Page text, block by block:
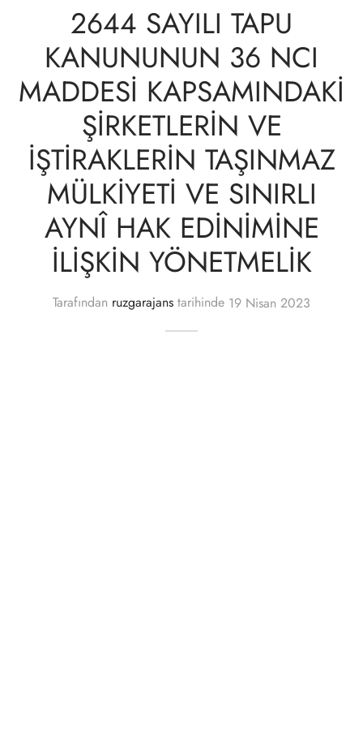
2644 SAYILI TAPU
KANUNUNUN 36 NCI
MADDESİ KAPSAMINDAKİ
ŞİRKETLERİN VE
İŞTİRAKLERİN TAŞINMAZ
MÜLKİYETİ VE SINIRLI
AYNÎ HAK EDİNİMİNE
İLİŞKİN YÖNETMELİK
Tarafından ruzgarajans tarihinde 19 Nisan 2023